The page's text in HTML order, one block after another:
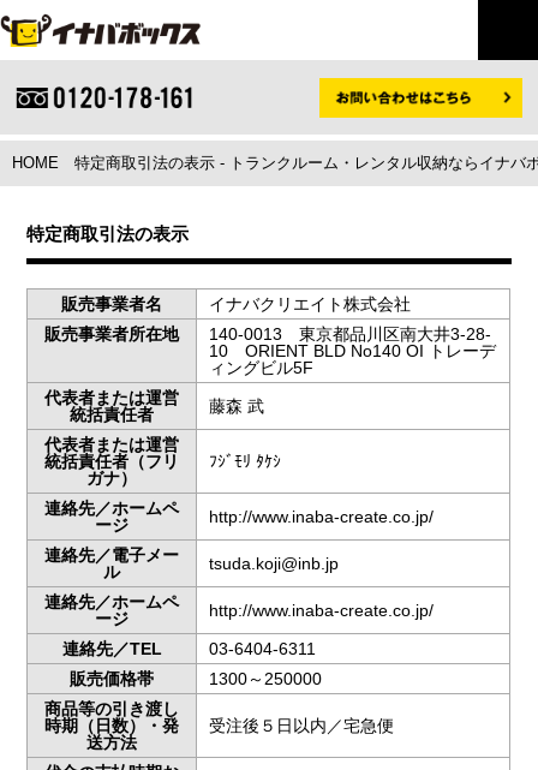
HOME 特定商取引法の表示 - トランクルーム・レンタル収納ならイナバ
特定商取引法の表示
販売事業者名
イナバクリエイト株式会社
販売事業者所在地
140-0013 東京都品川区南大井3-28-
10 ORIENT BLD No140 OI トレーデ
ィングビル5F
代表者または運営
統括責任者
藤森 武
代表者または運営
統括責任者（フリ
ガナ）
ﾌｼﾞﾓﾘ ﾀｹｼ
連絡先／ホームペ
ージ
http://www.inaba-create.co.jp/
連絡先／電子メー
ル
tsuda.koji@inb.jp
連絡先／ホームペ
ージ
http://www.inaba-create.co.jp/
連絡先／TEL
03-6404-6311
販売価格帯
1300～250000
商品等の引き渡し
時期（日数）・発
送方法
受注後５日以内／宅急便